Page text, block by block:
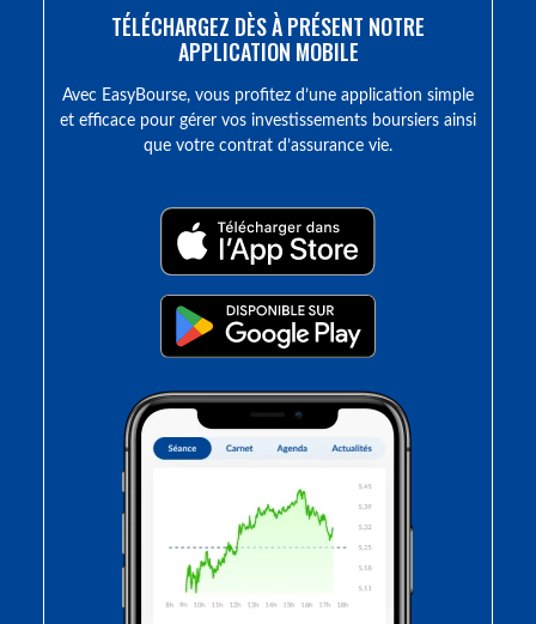
TÉLÉCHARGEZ DÈS À PRÉSENT NOTRE
APPLICATION MOBILE
Avec EasyBourse, vous profitez d’une application simple
et efficace pour gérer vos investissements boursiers ainsi
que votre contrat d’assurance vie.